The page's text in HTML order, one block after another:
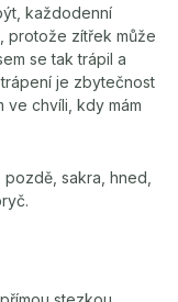
každodenní
protože zítřek může
se tak trápil a
je zbytečnost
ve chvíli, kdy mám
sakra, hned,